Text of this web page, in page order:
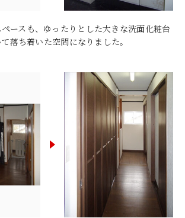
ースも、ゆったりとした大きな洗面化粧台
落ち着いた空間になりました。